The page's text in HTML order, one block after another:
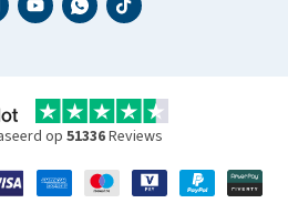
op 51336Reviews